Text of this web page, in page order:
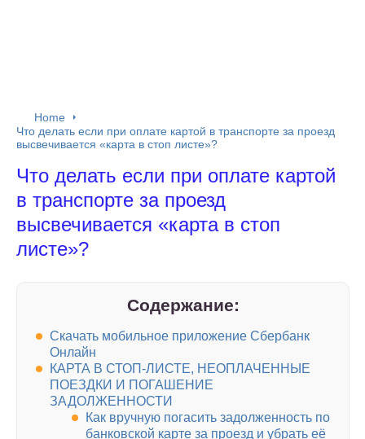
Home
Что делать если при оплате картой в транспорте за проезд
высвечивается «карта в стоп листе»?
Что делать если при оплате картой
в транспорте за проезд
высвечивается «карта в стоп
листе»?
Содержание:
Скачать мобильное приложение Сбербанк
Онлайн
КАРТА В СТОП-ЛИСТЕ, НЕОПЛАЧЕННЫЕ
ПОЕЗДКИ И ПОГАШЕНИЕ
ЗАДОЛЖЕННОСТИ
Как вручную погасить задолженность по
банковской карте за проезд и убрать её